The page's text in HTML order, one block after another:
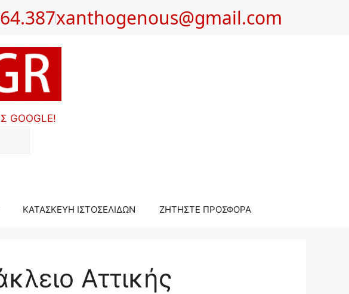
xanthogenous@gmail.com
GOOGLE!
ΚΑΤΑΣΚΕΥΗ ΙΣΤΟΣΕΛΙΔΩΝ ΖΗΤΗΣΤΕ ΠΡΟΣΦΟΡΑ
Αττικής